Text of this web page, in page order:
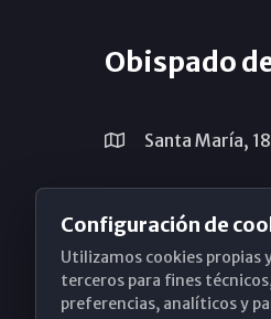
Obispado
Santa María,
(+34) 952 224
Configuración de
Utilizamos cookies propias
terceros para fines
preferencias, analíticos y